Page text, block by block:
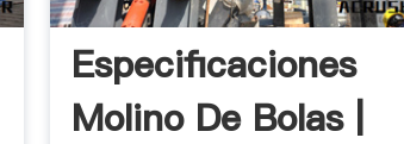
Especificaciones
Molino De Bolas |